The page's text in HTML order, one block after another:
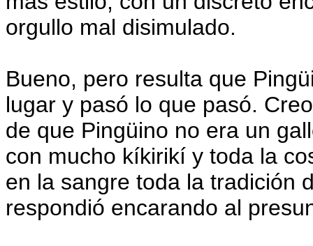
orgullo mal disimulado.
Bueno, pero resulta que
lugar y pasó lo que pasó.
de que Pingüino no era un
con mucho kíkirikí y toda la
en la sangre toda la tradición
respondió encarando al